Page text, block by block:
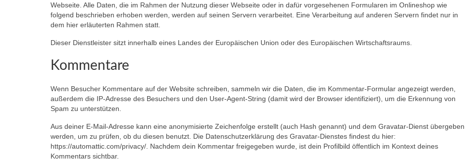
Webseite. Alle Daten, die im Rahmen der Nutzung dieser Webseite oder in dafür vorgesehenen Formularen im Onlineshop wie
folgend beschrieben erhoben werden, werden auf seinen Servern verarbeitet. Eine Verarbeitung auf anderen Servern findet nur in
dem hier erläuterten Rahmen statt.
Dieser Dienstleister sitzt innerhalb eines Landes der Europäischen Union oder des Europäischen Wirtschaftsraums.
Kommentare
Wenn Besucher Kommentare auf der Website schreiben, sammeln wir die Daten, die im Kommentar-Formular angezeigt werden,
außerdem die IP-Adresse des Besuchers und den User-Agent-String (damit wird der Browser identifiziert), um die Erkennung von
Spam zu unterstützen.
Aus deiner E-Mail-Adresse kann eine anonymisierte Zeichenfolge erstellt (auch Hash genannt) und dem Gravatar-Dienst übergeben
werden, um zu prüfen, ob du diesen benutzt. Die Datenschutzerklärung des Gravatar-Dienstes findest du hier:
https://automattic.com/privacy/. Nachdem dein Kommentar freigegeben wurde, ist dein Profilbild öffentlich im Kontext deines
Kommentars sichtbar.